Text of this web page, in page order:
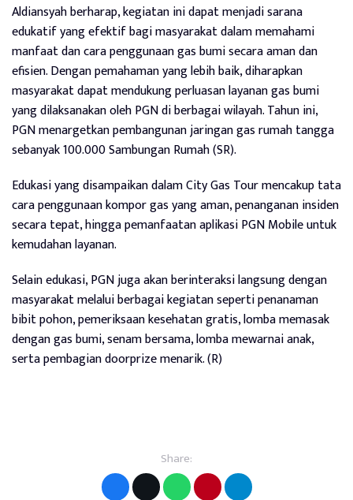
Aldiansyah berharap, kegiatan ini dapat menjadi sarana
edukatif yang efektif bagi masyarakat dalam memahami
manfaat dan cara penggunaan gas bumi secara aman dan
efisien. Dengan pemahaman yang lebih baik, diharapkan
masyarakat dapat mendukung perluasan layanan gas bumi
yang dilaksanakan oleh PGN di berbagai wilayah. Tahun ini,
PGN menargetkan pembangunan jaringan gas rumah tangga
sebanyak 100.000 Sambungan Rumah (SR).
Edukasi yang disampaikan dalam City Gas Tour mencakup tata
cara penggunaan kompor gas yang aman, penanganan insiden
secara tepat, hingga pemanfaatan aplikasi PGN Mobile untuk
kemudahan layanan.
Selain edukasi, PGN juga akan berinteraksi langsung dengan
masyarakat melalui berbagai kegiatan seperti penanaman
bibit pohon, pemeriksaan kesehatan gratis, lomba memasak
dengan gas bumi, senam bersama, lomba mewarnai anak,
serta pembagian doorprize menarik. (R)
Share: